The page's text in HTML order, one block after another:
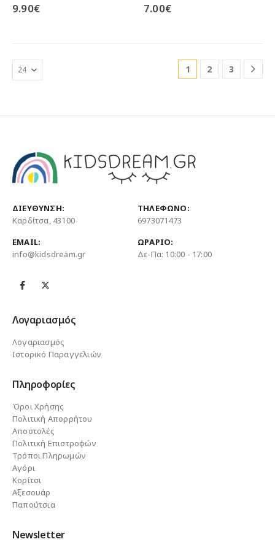
πολλαπλές
επιλογές
μπορούν
να
0 out of 5
9.90€
πολλαπλές
επιλογές
μπορούν
0 out of 5
7.00€
1 2 3
ΔΙΕΎΘΥΝΣΗ:
Καρδίτσα, 43100
ΤΗΛΈΦΩΝΟ:
6973071473
EMAIL:
info@kidsdream.gr
ΩΡΆΡΙΟ:
Δε-Πα: 10:00 - 17:00
Λογαριασμός
Λογαριασμός
Ιστορικό Παραγγελιών
Πληροφορίες
Όροι Χρήσης
Πολιτική Απορρήτου
Αποστολές
Πολιτική Επιστροφών
Τρόποι Πληρωμών
Αγόρι
Κορίτσι
Αξεσουάρ
Παπούτσια
Newsletter